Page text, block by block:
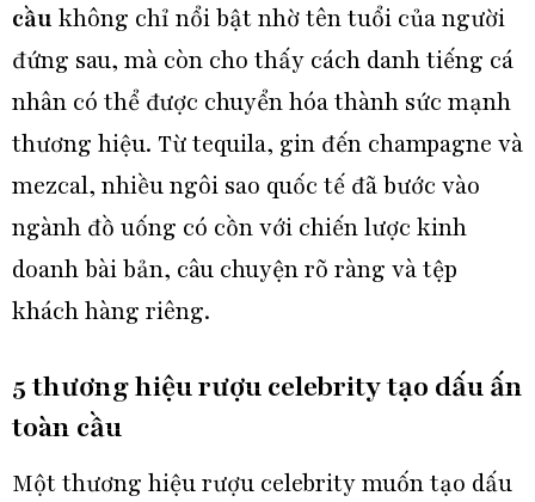
cầukhông chỉ nổi bật nhờ tên tuổi của người
đứng sau, mà còn cho thấy cách danh tiếng cá
nhân có thể được chuyển hóa thành sức mạnh
thương hiệu. Từ tequila, gin đến champagne và
mezcal, nhiều ngôi sao quốc tế đã bước vào
ngành đồ uống có cồn với chiến lược kinh
doanh bài bản, câu chuyện rõ ràng và tệp
khách hàng riêng.
5 thương hiệu rượu celebrity tạo dấu ấn
toàn cầu
Một thương hiệu rượu celebrity muốn tạo dấu